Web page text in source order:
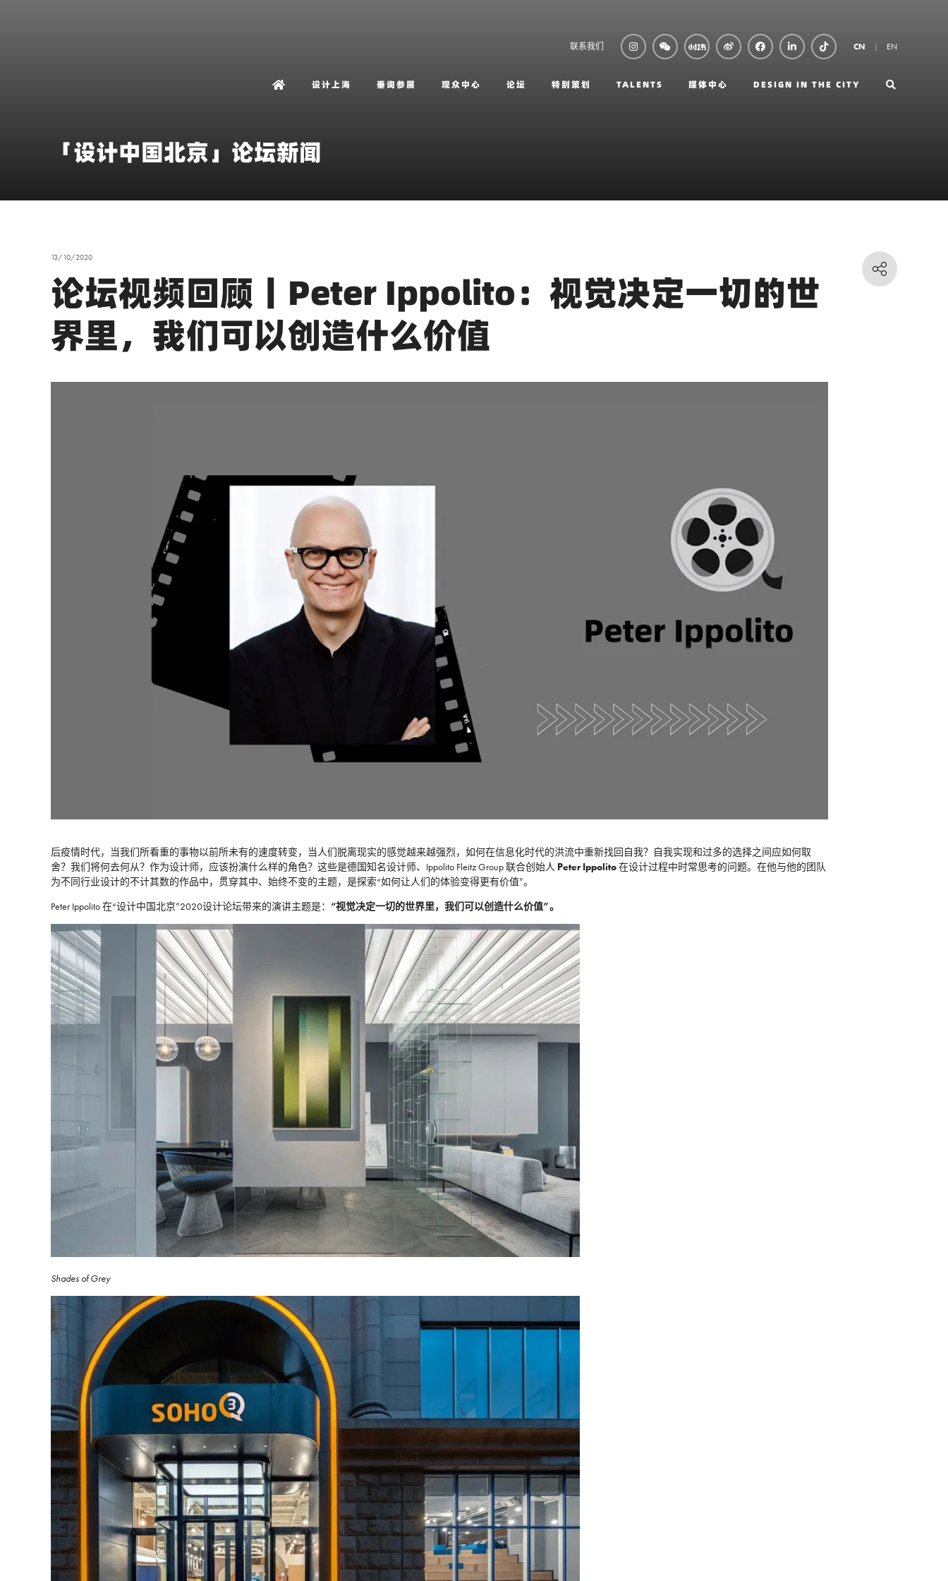
联系我们 CN EN
设计上海 垂询参展 观众中心 论坛 特别策划 TALENTS 媒体中心 DESIGN IN THE CITY
「设计中国北京」论坛新闻
13/10/2020
论坛视频回顾丨Peter Ippolito：视觉决定一切的世
界里，我们可以创造什么价值
后疫情时代，当我们所看重的事物以前所未有的速度转变，当人们脱离现实的感觉越来越强烈，如何在信息化时代的洪流中重新找回自我？自我实现和过多的选择之间应如何取
舍？我们将何去何从？作为设计师，应该扮演什么样的角色？这些是德国知名设计师、Ippolito Fleitz Group 联合创始人 Peter Ippolito在设计过程中时常思考的问题。在他与他的团队
为不同行业设计的不计其数的作品中，贯穿其中、始终不变的主题，是探索“如何让人们的体验变得更有价值”。
Peter Ippolito 在“设计中国北京”2020设计论坛带来的演讲主题是： “视觉决定一切的世界里，我们可以创造什么价值”。
Shades of Grey